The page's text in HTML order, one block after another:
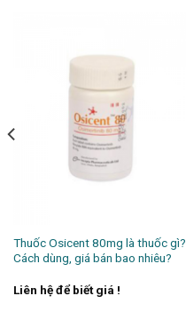
Thuốc Osicent 80mg là thuốc gì?
Cách dùng, giá bán bao nhiêu?
Liên hệ để biết giá !